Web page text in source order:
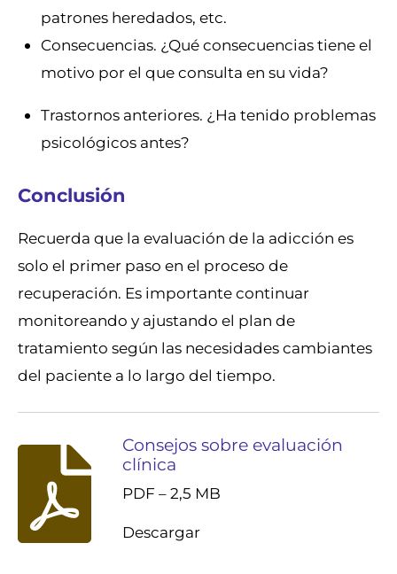
patrones heredados, etc.
Consecuencias. ¿Qué consecuencias tiene el
motivo por el que consulta en su vida?
Trastornos anteriores. ¿Ha tenido problemas
psicológicos antes?
Conclusión
Recuerda que la evaluación de la adicción es
solo el primer paso en el proceso de
recuperación. Es importante continuar
monitoreando y ajustando el plan de
tratamiento según las necesidades cambiantes
del paciente a lo largo del tiempo.
Consejos sobre evaluación
clínica
PDF – 2,5 MB
Descargar